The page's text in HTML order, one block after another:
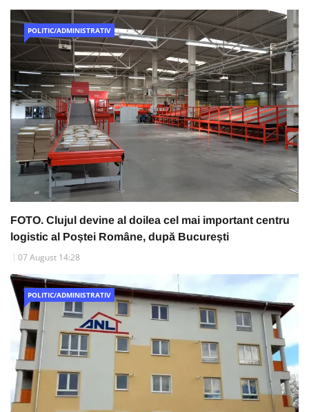
POLITIC/ADMINISTRATIV
FOTO. Clujul devine al doilea cel mai important centru
logistic al Poștei Române, după București
07 August 14:28
POLITIC/ADMINISTRATIV